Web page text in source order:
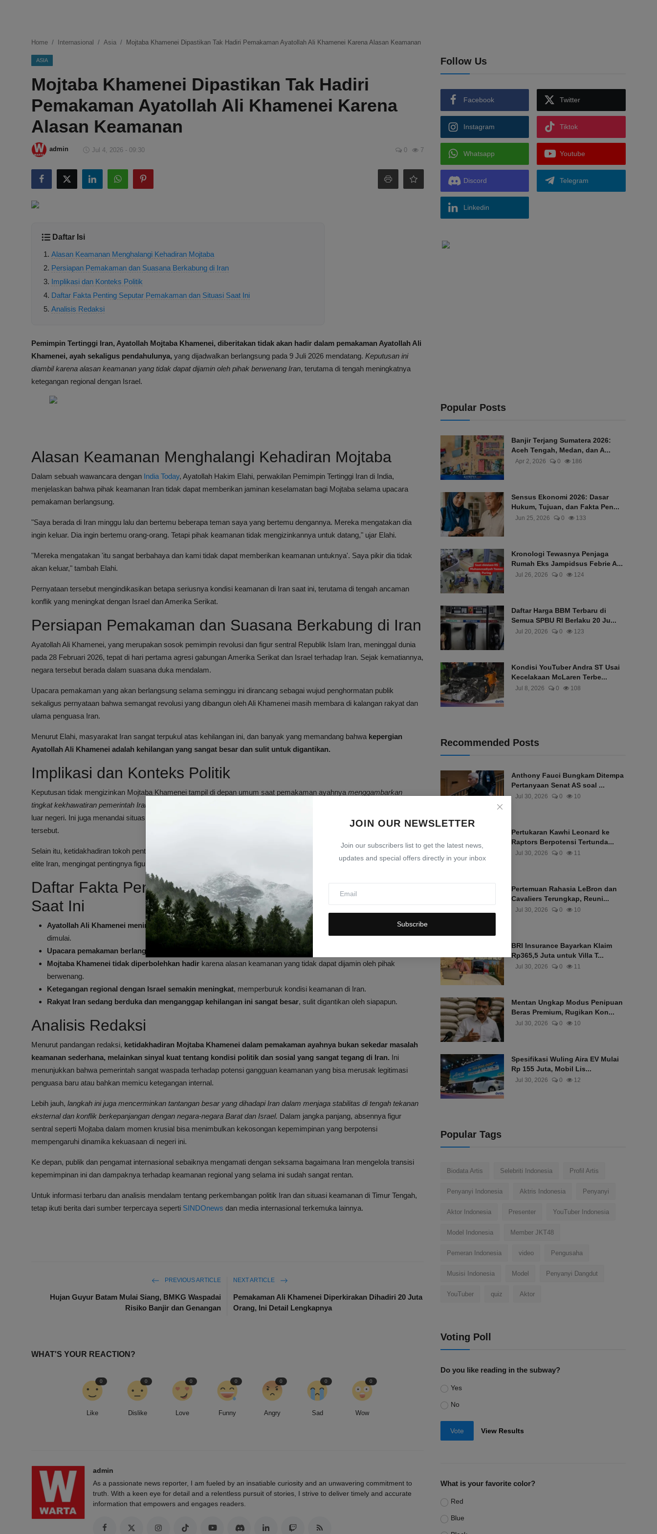
Ekonomi
Internasional
Teknologi
Hiburan
Kesehatan
JOIN OUR NEWSLETTER
Join our subscribers list to get the latest news,
updates and special offers directly in your inbox
Subscribe
Home Internasional Asia Mojtaba Khamenei Dipastikan Tak Hadiri Pemakaman Ayatollah Ali Khamenei Karena Alasan Keamanan
ASIA
Mojtaba Khamenei Dipastikan Tak Hadiri
Pemakaman Ayatollah Ali Khamenei Karena
Alasan Keamanan
admin Jul 4, 2026 - 09:30 0 7
Daftar Isi
Alasan Keamanan Menghalangi Kehadiran Mojtaba
Persiapan Pemakaman dan Suasana Berkabung di Iran
Implikasi dan Konteks Politik
Daftar Fakta Penting Seputar Pemakaman dan Situasi Saat Ini
Analisis Redaksi
Pemimpin Tertinggi Iran, Ayatollah Mojtaba Khamenei, diberitakan tidak akan hadir dalam pemakaman Ayatollah Ali
Khamenei, ayah sekaligus pendahulunya, yang dijadwalkan berlangsung pada 9 Juli 2026 mendatang. Keputusan ini
diambil karena alasan keamanan yang tidak dapat dijamin oleh pihak berwenang Iran, terutama di tengah meningkatnya
ketegangan regional dengan Israel.
Alasan Keamanan Menghalangi Kehadiran Mojtaba
Dalam sebuah wawancara dengan India Today, Ayatollah Hakim Elahi, perwakilan Pemimpin Tertinggi Iran di India,
menjelaskan bahwa pihak keamanan Iran tidak dapat memberikan jaminan keselamatan bagi Mojtaba selama upacara
pemakaman berlangsung.
"Saya berada di Iran minggu lalu dan bertemu beberapa teman saya yang bertemu dengannya. Mereka mengatakan dia
ingin keluar. Dia ingin bertemu orang-orang. Tetapi pihak keamanan tidak mengizinkannya untuk datang," ujar Elahi.
"Mereka mengatakan 'itu sangat berbahaya dan kami tidak dapat memberikan keamanan untuknya'. Saya pikir dia tidak
akan keluar," tambah Elahi.
Pernyataan tersebut mengindikasikan betapa seriusnya kondisi keamanan di Iran saat ini, terutama di tengah ancaman
konflik yang meningkat dengan Israel dan Amerika Serikat.
Persiapan Pemakaman dan Suasana Berkabung di Iran
Ayatollah Ali Khamenei, yang merupakan sosok pemimpin revolusi dan figur sentral Republik Islam Iran, meninggal dunia
pada 28 Februari 2026, tepat di hari pertama agresi gabungan Amerika Serikat dan Israel terhadap Iran. Sejak kematiannya,
negara tersebut berada dalam suasana duka mendalam.
Upacara pemakaman yang akan berlangsung selama seminggu ini dirancang sebagai wujud penghormatan publik
sekaligus pernyataan bahwa semangat revolusi yang dibangun oleh Ali Khamenei masih membara di kalangan rakyat dan
ulama penguasa Iran.
Menurut Elahi, masyarakat Iran sangat terpukul atas kehilangan ini, dan banyak yang memandang bahwa kepergian
Ayatollah Ali Khamenei adalah kehilangan yang sangat besar dan sulit untuk digantikan.
Implikasi dan Konteks Politik
Keputusan tidak mengizinkan Mojtaba Khamenei tampil di depan umum saat pemakaman ayahnya menggambarkan
tingkat kekhawatiran pemerintah Iran terhadap potensi ancaman keamanan
luar negeri. Ini juga menandai situasi keamanan yang sangat genting di Iran, bertepatan dengan eskalasi konflik di wilayah
tersebut.
Selain itu, ketidakhadiran tokoh penting seperti Mojtaba dapat memicu spekulasi tentang stabilitas politik di dalam jajaran
elite Iran, mengingat pentingnya figur tersebut dalam lanskap kekuasaan negara.
Daftar Fakta Penting Seputar Pemakaman dan Situasi
Saat Ini
Ayatollah Ali Khamenei meninggal pada 28 Februari 2026, saat serangan gabungan AS-Israel terhadap Iran
dimulai.
Upacara pemakaman berlangsung selama seminggu
untuk menghormati jasa dan semangat revolusi almarhum.
Mojtaba Khamenei tidak diperbolehkan hadir karena alasan keamanan yang tidak dapat dijamin oleh pihak
berwenang.
Ketegangan regional dengan Israel semakin meningkat, memperburuk kondisi keamanan di Iran.
Rakyat Iran sedang berduka dan menganggap kehilangan ini sangat besar, sulit digantikan oleh siapapun.
Analisis Redaksi
Menurut pandangan redaksi, ketidakhadiran Mojtaba Khamenei dalam pemakaman ayahnya bukan sekedar masalah
keamanan sederhana, melainkan sinyal kuat tentang kondisi politik dan sosial yang sangat tegang di Iran. Ini
menunjukkan bahwa pemerintah sangat waspada terhadap potensi gangguan keamanan yang bisa merusak legitimasi
penguasa baru atau bahkan memicu ketegangan internal.
Lebih jauh, langkah ini juga mencerminkan tantangan besar yang dihadapi Iran dalam menjaga stabilitas di tengah tekanan
eksternal dan konflik berkepanjangan dengan negara-negara Barat dan Israel. Dalam jangka panjang, absennya figur
sentral seperti Mojtaba dalam momen krusial bisa menimbulkan kekosongan kepemimpinan yang berpotensi
mempengaruhi dinamika kekuasaan di negeri ini.
Ke depan, publik dan pengamat internasional sebaiknya mengamati dengan seksama bagaimana Iran mengelola transisi
kepemimpinan ini dan dampaknya terhadap keamanan regional yang selama ini sudah sangat rentan.
Untuk informasi terbaru dan analisis mendalam tentang perkembangan politik Iran dan situasi keamanan di Timur Tengah,
tetap ikuti berita dari sumber terpercaya seperti SINDOnews dan media internasional terkemuka lainnya.
PREVIOUS ARTICLE
Hujan Guyur Batam Mulai Siang, BMKG Waspadai
Risiko Banjir dan Genangan
NEXT ARTICLE
Pemakaman Ali Khamenei Diperkirakan Dihadiri 20 Juta
Orang, Ini Detail Lengkapnya
WHAT'S YOUR REACTION?
Like
0
Dislike
0
Love
0
Funny
0
Angry
0
Sad
0
Wow
0
admin
As a passionate news reporter, I am fueled by an insatiable curiosity and an unwavering commitment to
truth. With a keen eye for detail and a relentless pursuit of stories, I strive to deliver timely and accurate
information that empowers and engages readers.
Follow Us
Facebook Twitter
Instagram Tiktok
Whatsapp Youtube
Discord Telegram
Linkedin
Popular Posts
Banjir Terjang Sumatera 2026:
Aceh Tengah, Medan, dan A...
Apr 2, 2026 0 186
Sensus Ekonomi 2026: Dasar
Hukum, Tujuan, dan Fakta Pen...
Jun 25, 2026 0 133
Kronologi Tewasnya Penjaga
Rumah Eks Jampidsus Febrie A...
Jul 26, 2026 0 124
Daftar Harga BBM Terbaru di
Semua SPBU RI Berlaku 20 Ju...
Jul 20, 2026 0 123
Kondisi YouTuber Andra ST Usai
Kecelakaan McLaren Terbe...
Jul 8, 2026 0 108
Recommended Posts
Anthony Fauci Bungkam Ditempa
Pertanyaan Senat AS soal ...
Jul 30, 2026 0 10
Pertukaran Kawhi Leonard ke
Raptors Berpotensi Tertunda...
Jul 30, 2026 0 11
Pertemuan Rahasia LeBron dan
Cavaliers Terungkap, Reuni...
Jul 30, 2026 0 10
BRI Insurance Bayarkan Klaim
Rp365,5 Juta untuk Villa T...
Jul 30, 2026 0 11
Mentan Ungkap Modus Penipuan
Beras Premium, Rugikan Kon...
Jul 30, 2026 0 10
Spesifikasi Wuling Aira EV Mulai
Rp 155 Juta, Mobil Lis...
Jul 30, 2026 0 12
Popular Tags
Biodata Artis Selebriti Indonesia Profil Artis
Penyanyi Indonesia Aktris Indonesia Penyanyi
Aktor Indonesia Presenter YouTuber Indonesia
Model Indonesia Member JKT48
Pemeran Indonesia video Pengusaha
Musisi Indonesia Model Penyanyi Dangdut
YouTuber quiz Aktor
Voting Poll
Do you like reading in the subway?
Yes
No
Vote View Results
What is your favorite color?
Red
Blue